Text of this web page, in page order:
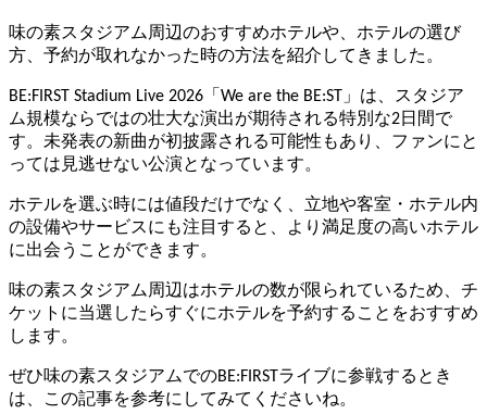
味の素スタジアム周辺のおすすめホテルや、ホテルの選び
方、予約が取れなかった時の方法を紹介してきました。
BE:FIRST Stadium Live 2026「We are the BE:ST」は、スタジア
ム規模ならではの壮大な演出が期待される特別な2日間で
す。未発表の新曲が初披露される可能性もあり、ファンにと
っては見逃せない公演となっています。
ホテルを選ぶ時には値段だけでなく、立地や客室・ホテル内
の設備やサービスにも注目すると、より満足度の高いホテル
に出会うことができます。
味の素スタジアム周辺はホテルの数が限られているため、チ
ケットに当選したらすぐにホテルを予約することをおすすめ
します。
ぜひ味の素スタジアムでのBE:FIRSTライブに参戦するとき
は、この記事を参考にしてみてくださいね。